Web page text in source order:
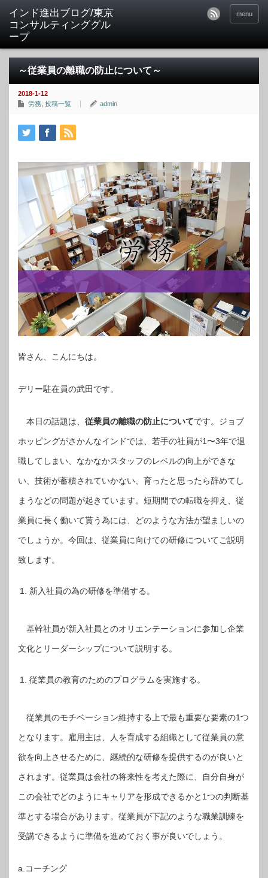
インド進出ブログ/東京
コンサルティンググル
ープ
menu
～従業員の離職の防止について～
2018-1-12
労務 投稿一覧 admin
皆さん、こんにちは。
デリー駐在員の武田です。
本日の話題は、 従業員の離職の防止についてです。ジョブ
ホッピングがさかんなインドでは、若手の社員が1〜3年で退
職してしまい、なかなかスタッフのレベルの向上ができな
い、技術が蓄積されていかない、育ったと思ったら辞めてし
まうなどの問題が起きています。短期間での転職を抑え、従
業員に長く働いて貰う為には、どのような方法が望ましいの
でしょうか。今回は、従業員に向けての研修についてご説明
致します。
新入社員の為の研修を準備する。
基幹社員が新入社員とのオリエンテーションに参加し企業
文化とリーダーシップについて説明する。
従業員の教育のためのプログラムを実施する。
従業員のモチベーション維持する上で最も重要な要素の1つ
となります。雇用主は、人を育成する組織として従業員の意
欲を向上させるために、継続的な研修を提供するのが良いと
されます。従業員は会社の将来性を考えた際に、自分自身が
この会社でどのようにキャリアを形成できるかと1つの判断基
準とする場合があります。従業員が下記のような職業訓練を
受講できるように準備を進めておく事が良いでしょう。
a.コーチング